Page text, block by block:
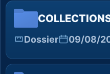
Dossier 09/08/